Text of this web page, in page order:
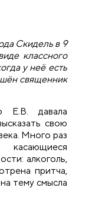
Скидель в 9
классного
у неё есть
священник
Е.В. давала
свою
Много раз
алкоголь,
притча,
тему смысла